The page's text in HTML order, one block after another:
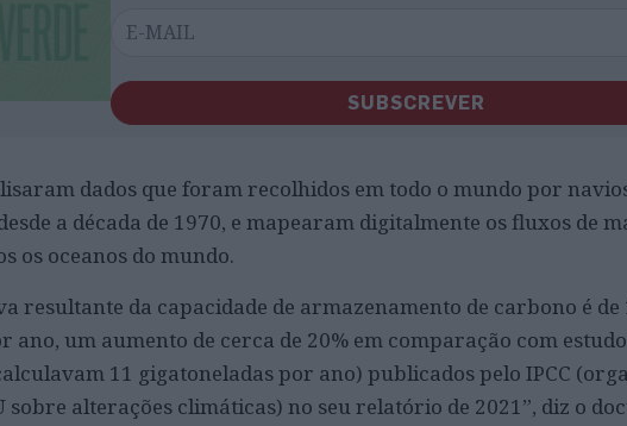
SUBSCREVER
dados que foram recolhidos em todo o mundo por
a década de 1970, e mapearam digitalmente os fluxos de
os oceanos do mundo.
resultante da capacidade de armazenamento de carbono é de
ano, um aumento de cerca de 20% em comparação com
11 gigatoneladas por ano) publicados pelo IPCC
sobre alterações climáticas) no seu relatório de 2021”, diz o